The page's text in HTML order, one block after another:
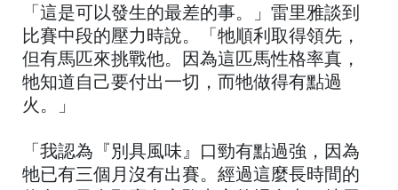
「這是可以發生的最差的事。」雷里雅談到
比賽中段的壓力時說。「牠順利取得領先，
但有馬匹來挑戰他。因為這匹馬性格率真，
牠知道自己要付出一切，而牠做得有點過
火。」
「我認為『別具風味』口勁有點過強，因為
牠已有三個月沒有出賽。經過這麼長時間的